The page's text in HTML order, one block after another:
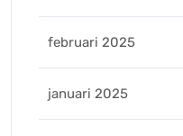
februari 2025
januari 2025